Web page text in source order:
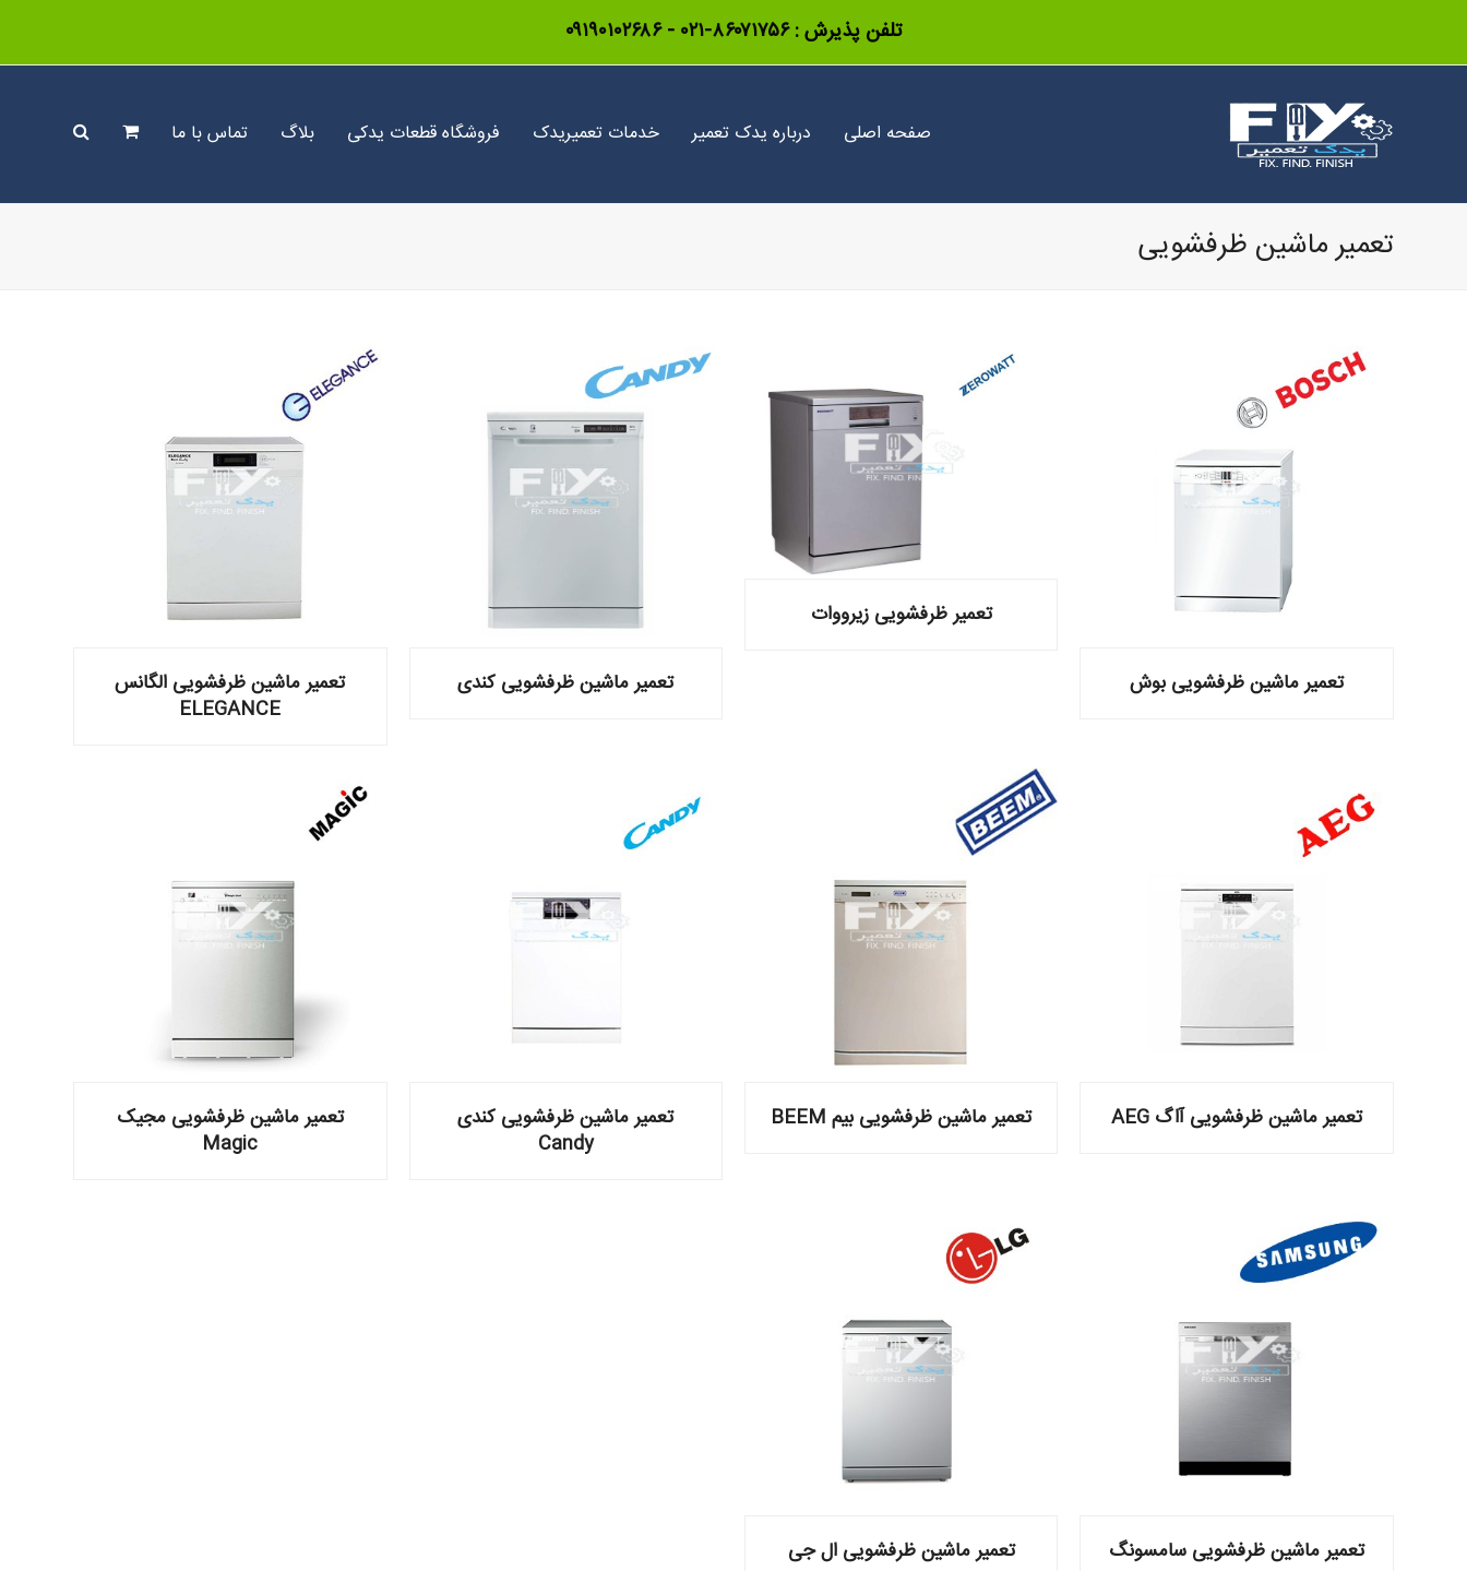
تلفن پذیرش :۸۶۰۷۱۷۵۶-۰۲۱ -۰۹۱۹۰۱۰۲۶۸۶
صفحه اصلی درباره یدک تعمیر خدمات تعمیریدک فروشگاه قطعات یدکی بلاگ تماس با ما
تعمیر ماشین ظرفشویی
تعمیر ماشین ظرفشویی بوش
تعمیر ظرفشویی زیرووات
تعمیر ماشین ظرفشویی کندی
تعمیر ماشین ظرفشویی الگانس
ELEGANCE
تعمیر ماشین ظرفشویی آاگ AEG تعمیر ماشین ظرفشویی بیم BEEM
تعمیر ماشین ظرفشویی کندی
Candy
تعمیر ماشین ظرفشویی مجیک
Magic
تعمیر ماشین ظرفشویی سامسونگ تعمیر ماشین ظرفشویی ال جی